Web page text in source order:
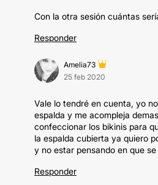
Con la otra sesión cuántas
Responder
Amelia73
25 feb 2020
Vale lo tendré en cuenta, yo
espalda y me acompleja
confeccionar los bikinis para
la espalda cubierta ya quiero
y no estar pensando en que
Responder